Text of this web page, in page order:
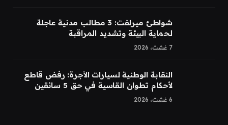
شواطئ ميرلفت: 3 مطالب مدنية عاجلة
لحماية البيئة وتشديد المراقبة
7 غشت، 2026
النقابة الوطنية لسيارات الأجرة: رفض قاطع
لأحكام تطوان القاسية في حق 5 سائقين
6 غشت، 2026